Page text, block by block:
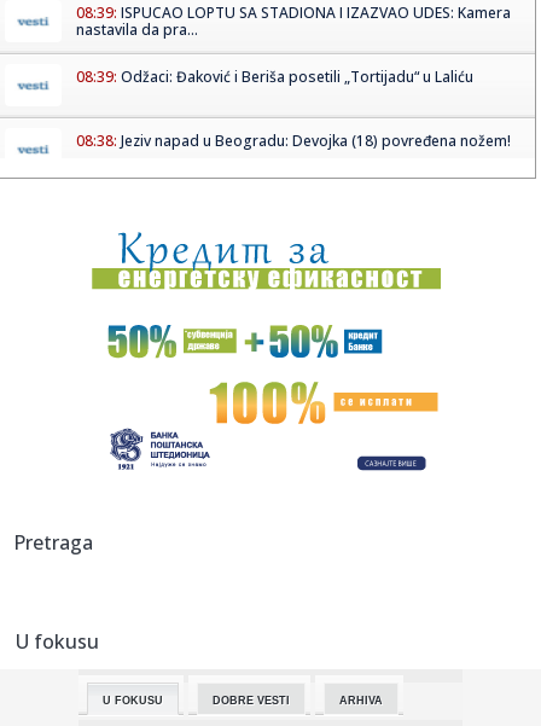
08:39: ISPUCAO LOPTU SA STADIONA I IZAZVAO UDES: Kamera
nastavila da pra...
08:39: Odžaci: Đaković i Beriša posetili „Tortijadu“ u Laliću
08:38: Jeziv napad u Beogradu: Devojka (18) povređena nožem!
08:37:Leto se ne predaje, i narednih dana sunčano i veoma toplo
08:35:On je zvanično najbolji mladi trubač u Guči: "Nastaviću da
Vučić danas obilazi radove na rekonstrukciji Starog
08:33:Osumnjičeni za pucnjavu na policiju i krađu vozila na auto-
Spac...
08:30:
08:30:
Poznati glumac otkrio zbog čega je mrzeo snimanje ovog
Pretraga
U fokusu
U FOKUSU DOBRE VESTI ARHIVA